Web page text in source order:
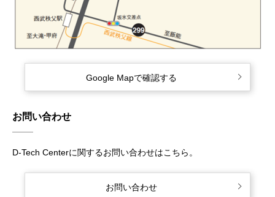
Google Mapで確認する
お問い合わせ
D-Tech Centerに関するお問い合わせはこちら。
お問い合わせ